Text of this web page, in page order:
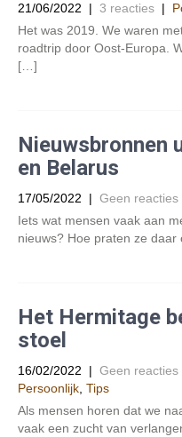
21/06/2022 | 3 reacties |
Het was 2019. We waren
roadtrip door Oost-Europa.
[…]
Nieuwsbronnen
en Belarus
17/05/2022 | Geen reacties
Iets wat mensen vaak aan
nieuws? Hoe praten ze
Het Hermitage
stoel
16/02/2022 | Geen reacties
Persoonlijk Tips
Als mensen horen dat we
vaak een zucht van